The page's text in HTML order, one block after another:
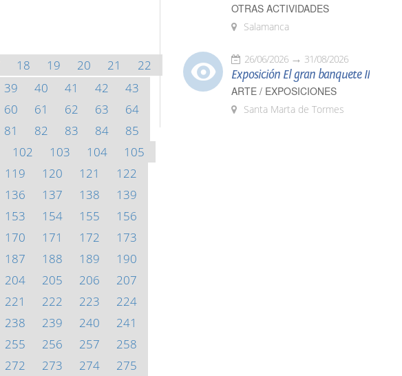
18 19 20 21
22
39 40 41 42
43
60 61 62 63
64
81 82 83 84
85
102 103 104
105
119 120 121
122
136 137 138
139
153 154 155
156
170 171 172
173
187 188 189
190
204 205 206
207
221 222 223
224
238 239 240
241
255 256 257
258
272 273 274 275
OTRAS ACTIVIDADES
Salamanca
26/06/2026 31/08/2026
Exposición El gran banquete II
ARTE / EXPOSICIONES
Santa Marta de Tormes